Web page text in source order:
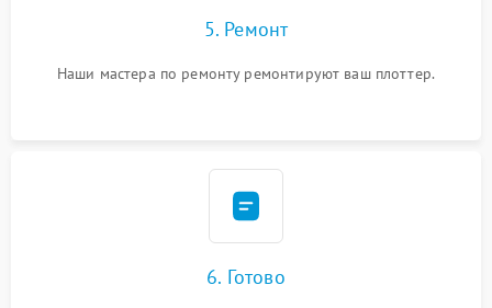
5. Ремонт
Наши мастера по ремонту ремонтируют ваш плоттер.
6. Готово